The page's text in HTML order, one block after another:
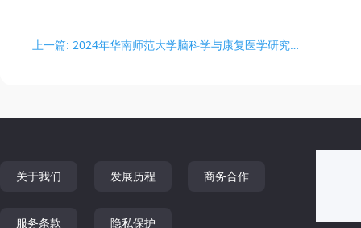
上一篇: 2024年华南师范大学脑科学与康复医学研究院招生调剂信息
关于我们 发展历程 商务合作
服务条款
隐私保护